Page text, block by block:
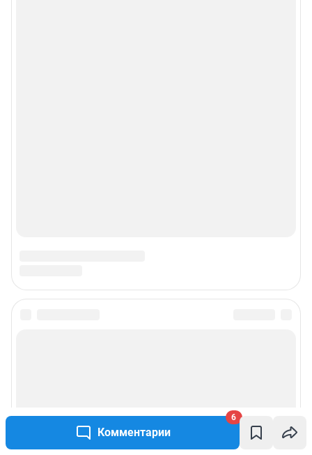
Комментарии
6